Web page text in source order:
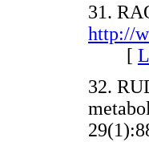
31.
http://
[
32.